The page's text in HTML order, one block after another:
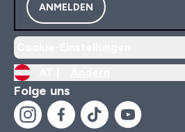
ANMELDEN
Folge uns